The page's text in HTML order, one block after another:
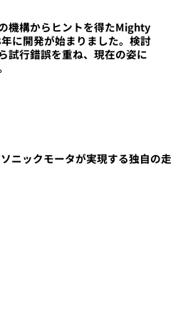
機構からヒントを得たMighty
に開発が始まりました。検討
試行錯誤を重ね、現在の姿に
ニックモータが実現する独自の走